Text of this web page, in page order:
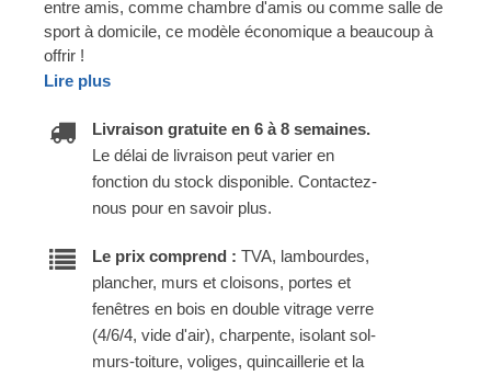
entre amis, comme chambre d'amis ou comme salle de
sport à domicile, ce modèle économique a beaucoup à
offrir !
Lire plus
Livraison gratuite en 6 à 8 semaines.
Le délai de livraison peut varier en
fonction du stock disponible. Contactez-
nous pour en savoir plus.
Le prix comprend : TVA, lambourdes,
plancher, murs et cloisons, portes et
fenêtres en bois en double vitrage verre
(4/6/4, vide d'air), charpente, isolant sol-
murs-toiture, voliges, quincaillerie et la